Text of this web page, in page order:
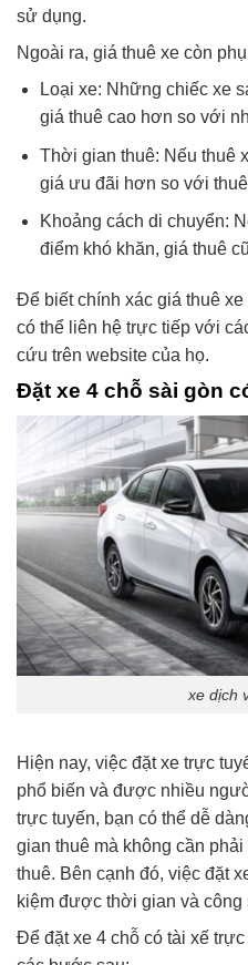
sử dụng.
Ngoài ra, giá thuê xe còn
Loại xe: Những chiếc xe
giá thuê cao hơn so với
Thời gian thuê: Nếu thuê
giá ưu đãi hơn so với
Khoảng cách di chuyển:
điểm khó khăn, giá thuê
Để biết chính xác giá thuê
có thể liên hệ trực tiếp với
cứu trên website của họ.
Đặt xe 4 chỗ sài gòn
xe dịch
Hiện nay, việc đặt xe trực
phổ biến và được nhiều
trực tuyến, bạn có thể dễ
gian thuê mà không cần
thuê. Bên cạnh đó, việc đặt
kiệm được thời gian và công
Để đặt xe 4 chỗ có tài xế